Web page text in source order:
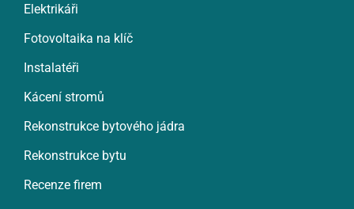
Elektrikáři
Fotovoltaika na klíč
Instalatéři
Kácení stromů
Rekonstrukce bytového jádra
Rekonstrukce bytu
Recenze firem